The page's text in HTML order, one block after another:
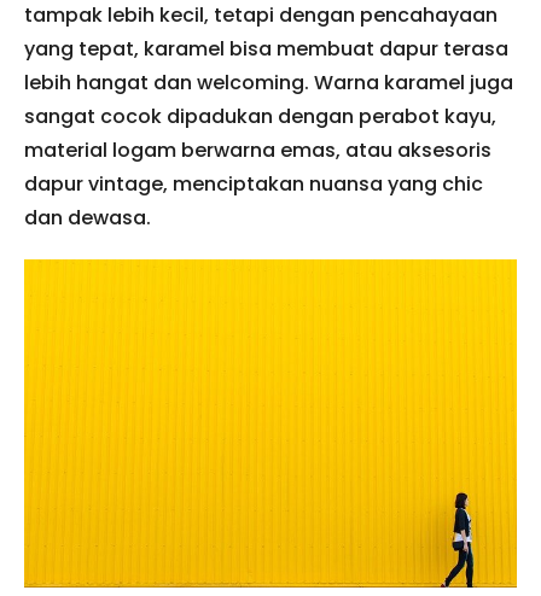
tampak lebih kecil, tetapi dengan pencahayaan
yang tepat, karamel bisa membuat dapur terasa
lebih hangat dan welcoming. Warna karamel juga
sangat cocok dipadukan dengan perabot kayu,
material logam berwarna emas, atau aksesoris
dapur vintage, menciptakan nuansa yang chic
dan dewasa.